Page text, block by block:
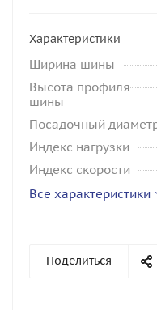
Характеристики
Ширина шины
Высота профиля
шины
Посадочный
Индекс нагрузки
Индекс скорости
Все характеристики
Поделиться